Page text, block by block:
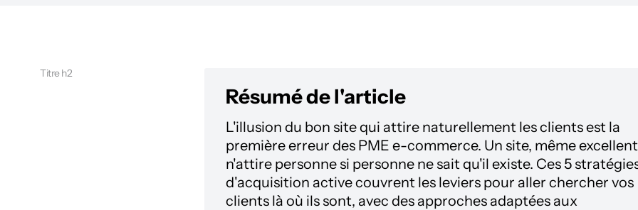
Titre h2
Résumé de l'article
L'illusion du bon site qui attire naturellement les clients est la
première erreur des PME e-commerce. Un site, même
n'attire personne si personne ne sait qu'il existe. Ces 5
d'acquisition active couvrent les leviers pour aller chercher vos
clients là où ils sont, avec des approches adaptées aux